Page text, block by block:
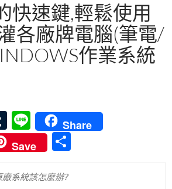
快速鍵,輕鬆使用
各廠牌電腦(筆電/
作業系統
T
u
m
bl
Li
n
e
Share
Save
享
廠系統該怎麼辦?